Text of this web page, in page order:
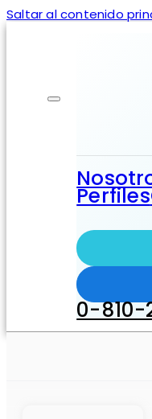
Saltar al contenido
Perfiles
0-810-